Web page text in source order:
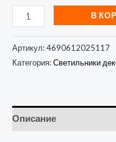
В
Артикул:4690612025117
Категория:Светильники
Описание